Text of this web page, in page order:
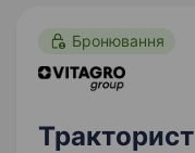
Бронювання
Тракторист